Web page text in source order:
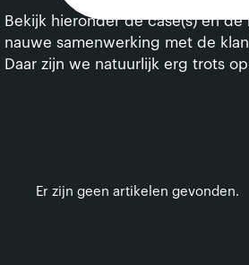
Bekijk hieronder de case(s) en
nauwe samenwerking met de
Daar zijn we natuurlijk erg trots
Er zijn geen artikelen gevonden.